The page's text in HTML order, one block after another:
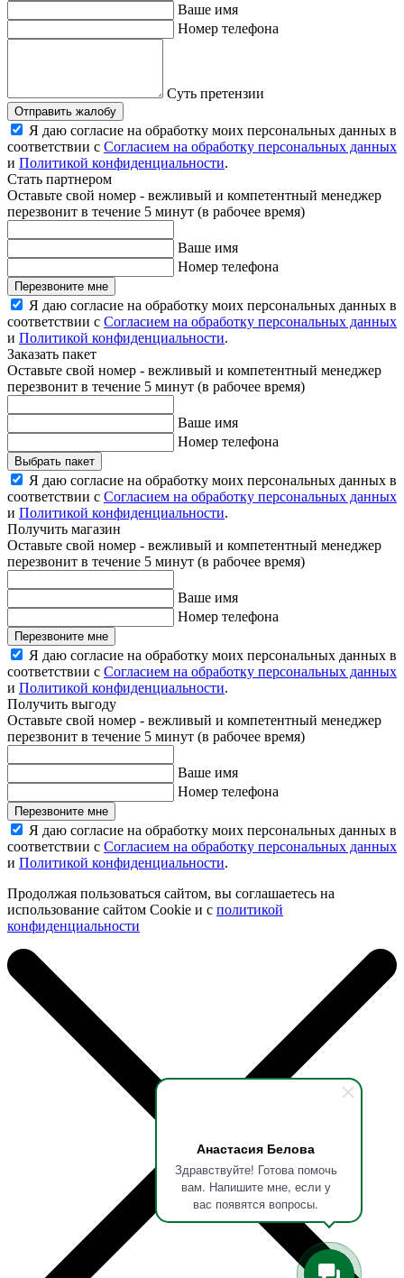
Анастасия Белова
Здравствуйте! Готова помочь
вам. Напишите мне, если у
вас появятся вопросы.
Ваше имя
Номер телефона
Суть претензии
Отправить жалобу
Я даю согласие на обработку моих персональных данных в
соответствии с Согласием на обработку персональных данных
и Политикой конфиденциальности.
Стать партнером
Оставьте свой номер - вежливый и компетентный менеджер
перезвонит в течение 5 минут (в рабочее время)
Ваше имя
Номер телефона
Перезвоните мне
Я даю согласие на обработку моих персональных данных в
соответствии с Согласием на обработку персональных данных
и Политикой конфиденциальности.
Заказать пакет
Оставьте свой номер - вежливый и компетентный менеджер
перезвонит в течение 5 минут (в рабочее время)
Ваше имя
Номер телефона
Выбрать пакет
Я даю согласие на обработку моих персональных данных в
соответствии с Согласием на обработку персональных данных
и Политикой конфиденциальности.
Получить магазин
Оставьте свой номер - вежливый и компетентный менеджер
перезвонит в течение 5 минут (в рабочее время)
Ваше имя
Номер телефона
Перезвоните мне
Я даю согласие на обработку моих персональных данных в
соответствии с Согласием на обработку персональных данных
и Политикой конфиденциальности.
Получить выгоду
Оставьте свой номер - вежливый и компетентный менеджер
перезвонит в течение 5 минут (в рабочее время)
Ваше имя
Номер телефона
Перезвоните мне
Я даю согласие на обработку моих персональных данных в
соответствии с Согласием на обработку персональных данных
и Политикой конфиденциальности.
Продолжая пользоваться сайтом, вы соглашаетесь на
использование сайтом Cookie и с политикой
конфиденциальности